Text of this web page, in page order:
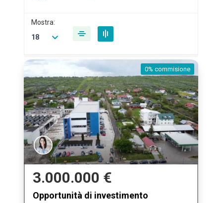
Mostra:
18
0% commisione
3.000.000 €
Opportunità di investimento